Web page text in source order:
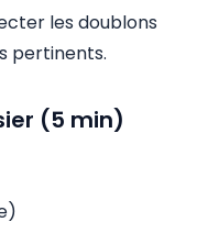
les doublons
pertinents.
(5 min)